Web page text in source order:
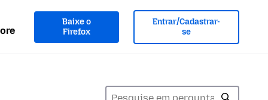
Baixe o
Firefox
Entrar/Cadastrar-
se